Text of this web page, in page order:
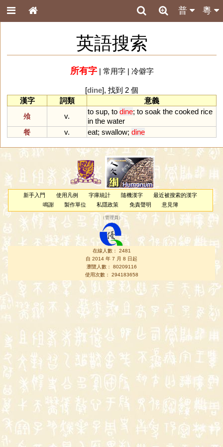
粵
普
英語搜索
所有字| 常用字| 冷僻字
[dine], 找到 2 個
漢字
詞類
意義
飧
v.
to sup, to dine; to soak the cooked rice
in the water
餐
v. eat; swallow; dine
新手入門 使用凡例 字庫統計 隨機漢字
最近被搜索的漢字
鳴謝
製作單位 私隱政策 免責聲明 意見簿
（管理員 ）
在線人數： 2481
自 2014 年 7 月 8 日起
瀏覽人數： 80209116
使用次數： 294183658